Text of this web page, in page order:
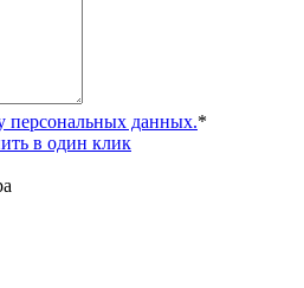
персональных данных.*
в один клик